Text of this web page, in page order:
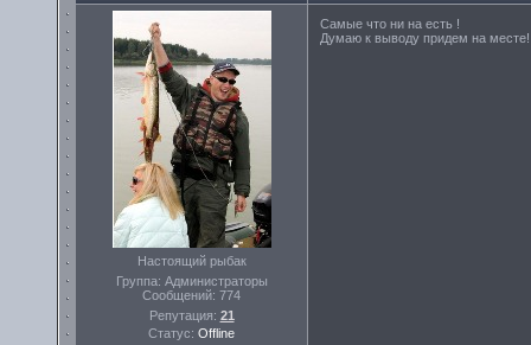
Настоящий рыбак
Группа: Администраторы
Сообщений: 774
Репутация: 21
Статус: Offline
Самые что ни на есть !
Думаю к выводу придем на месте!